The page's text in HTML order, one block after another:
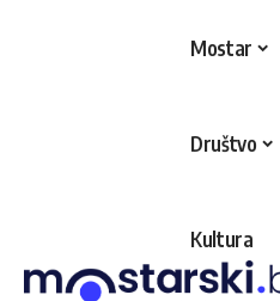
Mostar
Društvo
Kultura